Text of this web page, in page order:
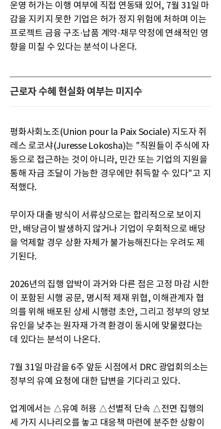
운영 허가는 이행 여부에 직접 연동돼 있어, 7월 31일 마
감을 지키지 못한 기업은 허가 정지 위험에 처하며 이는
프로젝트 금융 구조·납품 계약·채무 약정에 연쇄적인 영
향을 미칠 수 있다는 분석이 나온다.
근로자 수혜 현실화 여부는 미지수
평화사회노조(Union pour la Paix Sociale) 지도자 쥐
레스 로코샤(Juresse Lokosha)는 "직원들이 주식에 자
동으로 접근하는 것이 아니라, 민간 또는 기업의 지원을
통해 자금 조달이 가능한 경우에만 취득할 수 있다"고 지
적했다.
무이자 대출 방식이 서류상으로는 합리적으로 보이지
만, 배당금이 발생하지 않거나 기업이 우회적으로 배당
을 억제할 경우 상환 자체가 불가능해진다는 우려도 제
기된다.
2026년의 집행 압박이 과거와 다른 점은 고정 마감 시한
이 포함된 시행 공문, 명시적 제재 위협, 이해관계자 협
의를 위해 배포된 상세 시행령 초안, 그리고 정부의 양보
유인을 낮추는 원자재 가격 환경이 동시에 맞물렸다는
데 있다는 분석이 나온다.
7월 31일 마감을 6주 앞둔 시점에서 DRC 광업회의소는
정부의 유예 요청에 대한 답변을 기다리고 있다.
업계에서는 △유예 허용 △선별적 단속 △전면 집행의
세 가지 시나리오를 놓고 대응책 마련에 분주한 상황이